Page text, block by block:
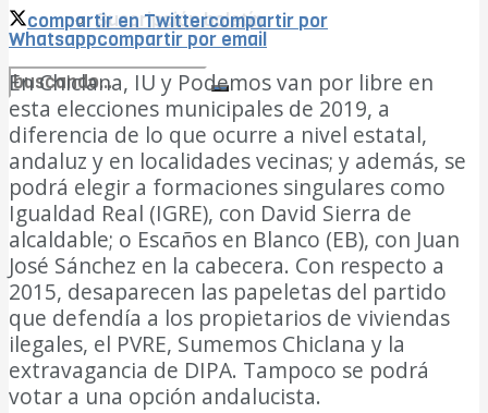
Suscripción boletín
no encontramos resultados coincidentes
Ver todos los resultados
compartir en Twittercompartir por
Whatsappcompartir por email
En Chiclana, IU y Podemos van por libre en
esta elecciones municipales de 2019, a
diferencia de lo que ocurre a nivel estatal,
andaluz y en localidades vecinas; y además, se
podrá elegir a formaciones singulares como
Igualdad Real (IGRE), con David Sierra de
alcaldable; o Escaños en Blanco (EB), con Juan
José Sánchez en la cabecera. Con respecto a
2015, desaparecen las papeletas del partido
que defendía a los propietarios de viviendas
ilegales, el PVRE, Sumemos Chiclana y la
extravagancia de DIPA. Tampoco se podrá
votar a una opción andalucista.